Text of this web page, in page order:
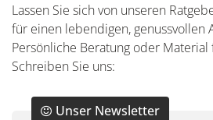
Lassen Sie sich von unseren
für einen lebendigen, genussvollen
Persönliche Beratung oder
Schreiben Sie uns:
Unser Newsletter